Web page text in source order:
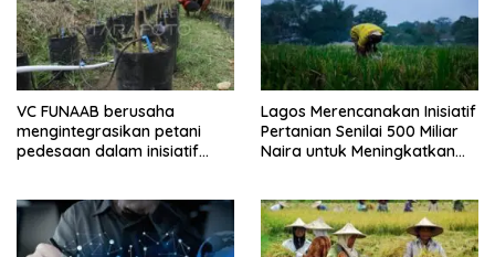
VC FUNAAB berusaha
mengintegrasikan petani
pedesaan dalam inisiatif
Lagos Merencanakan Inisiatif
Pertanian Senilai 500 Miliar
Naira untuk Meningkatkan